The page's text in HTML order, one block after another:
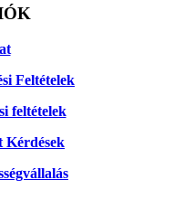
Feltételek
feltételek
Kérdések